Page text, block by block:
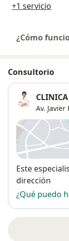
+1 servicio
¿Cómo
Consultorio
Av. Javier
Este
dirección
¿Qué puedo